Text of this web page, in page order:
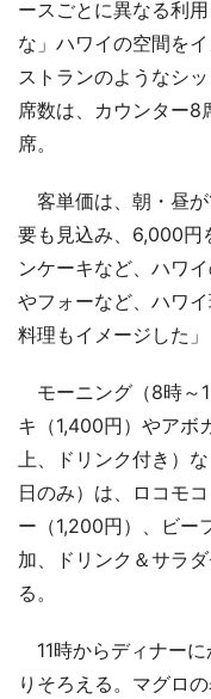
ースごとに異なる利
な」ハワイの空間を
ストランのようなシ
席数は、カウンター
席。
客単価は、朝・昼
要も見込み、6,000円
ンケーキなど、ハワ
やフォーなど、ハワ
料理もイメージした」
モーニング（8時～
キ（1,400円）やアボ
上、ドリンク付き）
日のみ）は、ロコモ
ー（1,200円）、ビー
加、ドリンク＆サラ
る。
11時からディナー
りそろえる。マグロ